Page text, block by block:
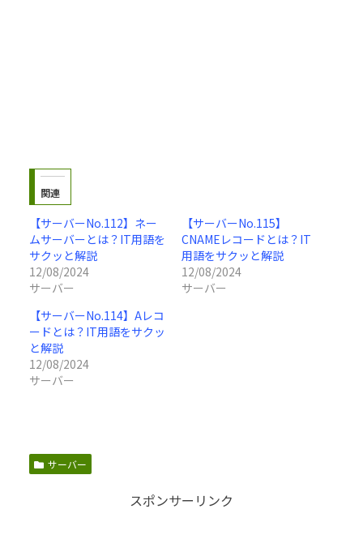
関連
【サーバーNo.112】ネー
ムサーバーとは？IT用語を
サクッと解説
12/08/2024
サーバー
【サーバーNo.115】
CNAMEレコードとは？IT
用語をサクッと解説
12/08/2024
サーバー
【サーバーNo.114】Aレコ
ードとは？IT用語をサクッ
と解説
12/08/2024
サーバー
サーバー
スポンサーリンク